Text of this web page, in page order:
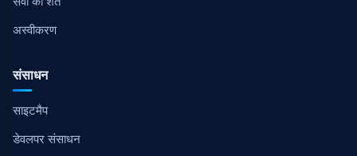
अस्वीकरण
संसाधन
साइटमैप
डेवलपर संसाधन